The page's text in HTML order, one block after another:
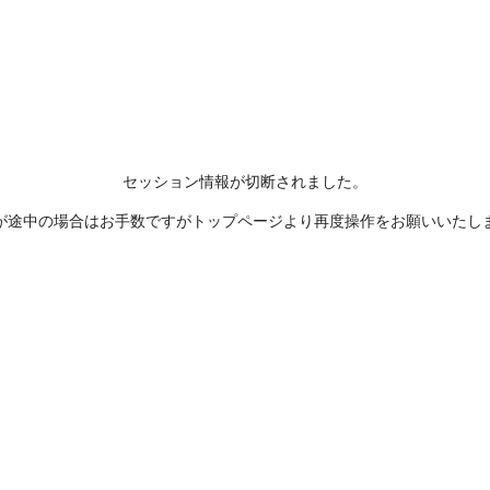
セッション情報が切断されました。
途中の場合はお手数ですがトップページより再度操作をお願いいたし